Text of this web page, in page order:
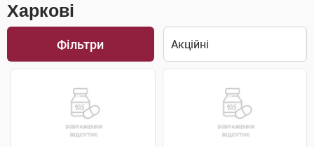
Харкові
Фільтри